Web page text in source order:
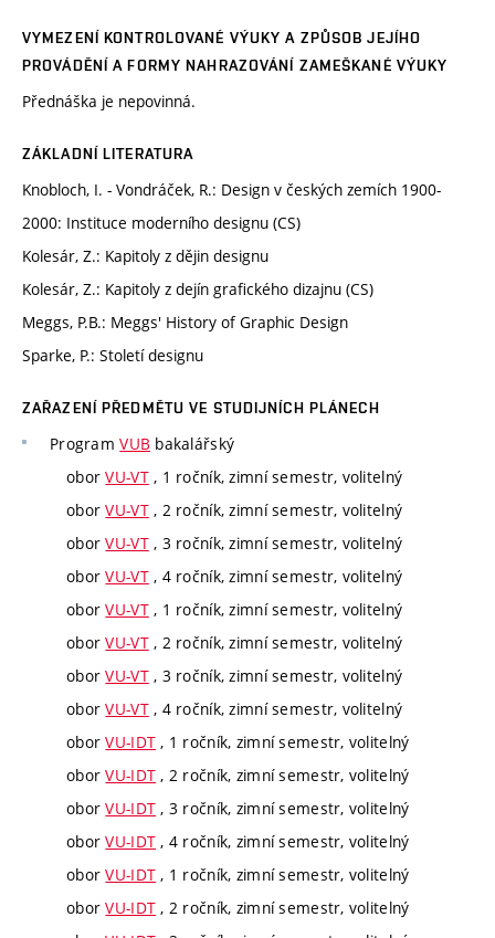
VYMEZENÍ KONTROLOVANÉ VÝUKY A ZPŮSOB JEJÍHO
PROVÁDĚNÍ A FORMY NAHRAZOVÁNÍ ZAMEŠKANÉ VÝUKY
Přednáška je nepovinná.
ZÁKLADNÍ LITERATURA
Knobloch, I. - Vondráček, R.: Design v českých zemích 1900-
2000: Instituce moderního designu (CS)
Kolesár, Z.: Kapitoly z dějin designu
Kolesár, Z.: Kapitoly z dejín grafického dizajnu (CS)
Meggs, P.B.: Meggs' History of Graphic Design
Sparke, P.: Století designu
ZAŘAZENÍ PŘEDMĚTU VE STUDIJNÍCH PLÁNECH
ProgramVUB bakalářský
oborVU-VT, 1 ročník, zimní semestr, volitelný
oborVU-VT, 2 ročník, zimní semestr, volitelný
oborVU-VT, 3 ročník, zimní semestr, volitelný
oborVU-VT, 4 ročník, zimní semestr, volitelný
oborVU-VT, 1 ročník, zimní semestr, volitelný
oborVU-VT, 2 ročník, zimní semestr, volitelný
oborVU-VT, 3 ročník, zimní semestr, volitelný
oborVU-VT, 4 ročník, zimní semestr, volitelný
oborVU-IDT , 1 ročník, zimní semestr, volitelný
oborVU-IDT , 2 ročník, zimní semestr, volitelný
oborVU-IDT , 3 ročník, zimní semestr, volitelný
oborVU-IDT , 4 ročník, zimní semestr, volitelný
oborVU-IDT , 1 ročník, zimní semestr, volitelný
oborVU-IDT , 2 ročník, zimní semestr, volitelný